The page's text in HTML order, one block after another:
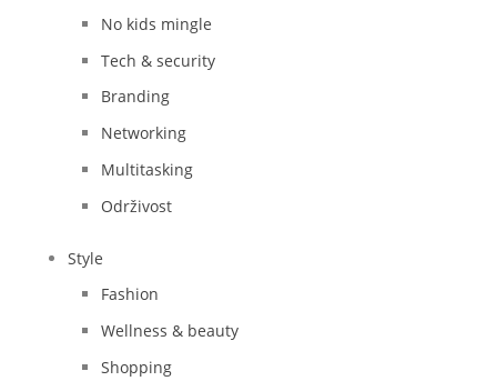
No kids mingle
Tech & security
Branding
Networking
Multitasking
Održivost
Style
Fashion
Wellness & beauty
Shopping